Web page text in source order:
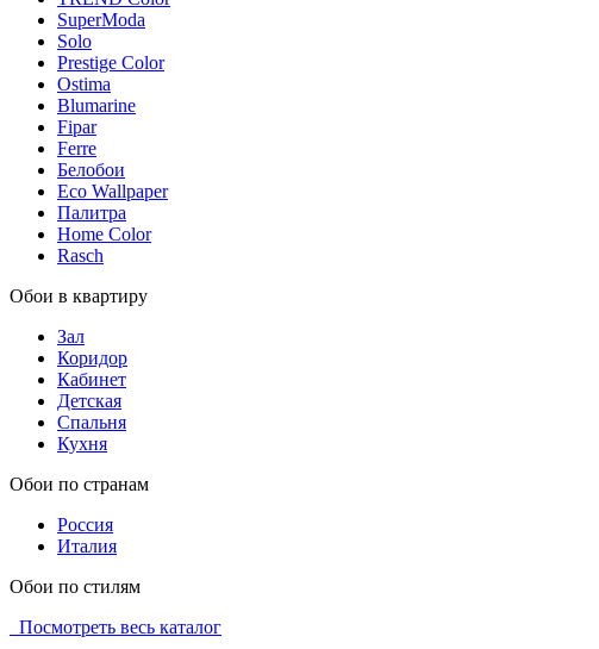
SuperModa
Solo
Prestige Color
Ostima
Blumarine
Fipar
Ferre
Белобои
Eco Wallpaper
Палитра
Home Color
Rasch
Обои в квартиру
Зал
Коридор
Кабинет
Детская
Спальня
Кухня
Обои по странам
Россия
Италия
Обои по стилям
Посмотреть весь каталог